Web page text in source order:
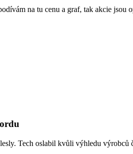
na tu cenu a graf, tak akcie jsou
Tech oslabil kvůli výhledu výrobců